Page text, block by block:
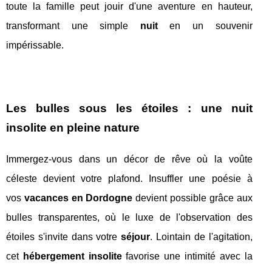
toute la famille peut jouir d'une aventure en hauteur,
transformant une simple nuiten un souvenir
impérissable.
Les bulles sous les étoiles : une nuit
insolite en pleine nature
Immergez-vous dans un décor de rêve où la voûte
céleste devient votre plafond. Insuffler une poésie à
vos vacances en Dordogne devient possible grâce aux
bulles transparentes, où le luxe de l'observation des
étoiles s'invite dans votreséjour. Lointain de l'agitation,
cet hébergement insolitefavorise une intimité avec la